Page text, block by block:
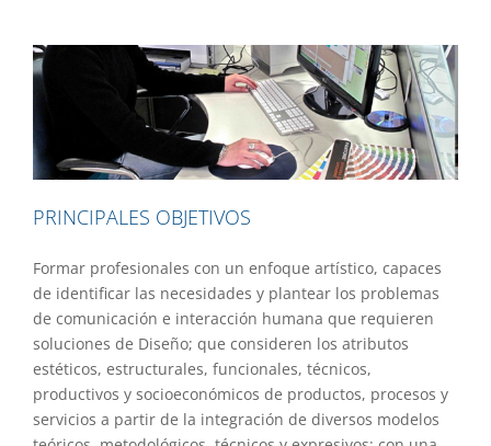
PRINCIPALES OBJETIVOS
Formar profesionales con un enfoque artístico, capaces
de identificar las necesidades y plantear los problemas
de comunicación e interacción humana que requieren
soluciones de Diseño; que consideren los atributos
estéticos, estructurales, funcionales, técnicos,
productivos y socioeconómicos de productos, procesos y
servicios a partir de la integración de diversos modelos